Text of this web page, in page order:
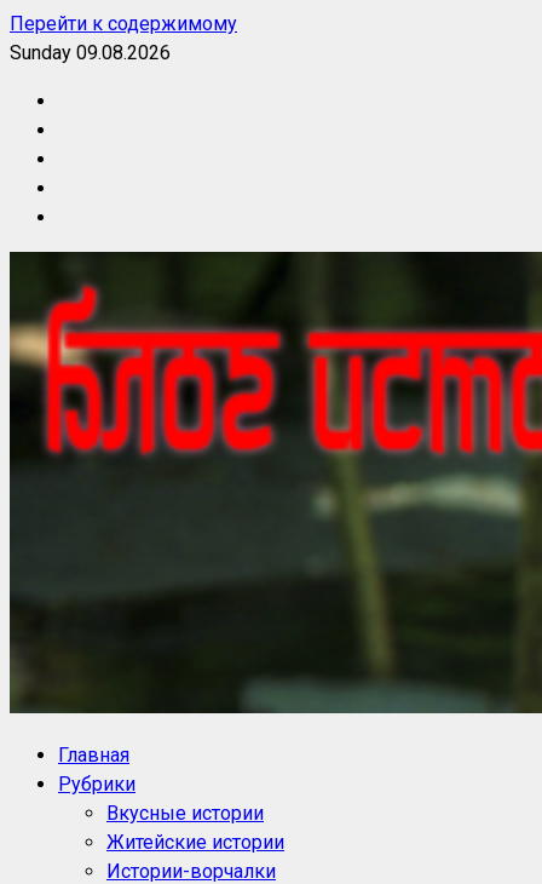
Перейти к содержимому
Sunday 09.08.2026
Блог историй NoorySan
Главная
Рубрики
Вкусные истории
Житейские истории
Истории-ворчалки